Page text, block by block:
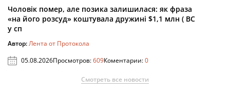
Чоловік помер, але позика залишилася: як фраза
«на його розсуд» коштувала дружині $1,1 млн ( ВС
у сп
Автор:Лента от Протокола
05.08.2026Просмотров:609Коментарии:0
Смотреть все новости